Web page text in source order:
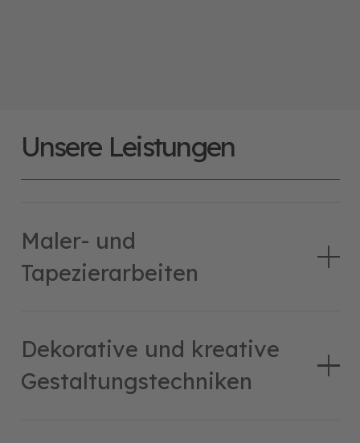
Unsere Leistungen
Maler- und
Tapezierarbeiten
Dekorative und kreative
Gestaltungs­techniken